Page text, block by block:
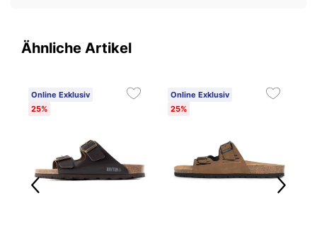
Ähnliche Artikel
Online Exklusiv
25%
Online Exklusiv
25%